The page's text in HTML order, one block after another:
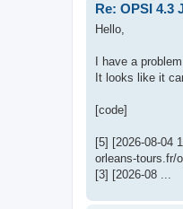
Re: OPSI 4.3
Hello,
I have a
It looks like it
[code]
[5] [2026-08-04
orleans-tours.fr/
[3] [2026-08 ...